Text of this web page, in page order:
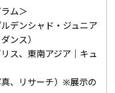
ム＞
デンシャド・ジュニア
ンス）
ス、東南アジア｜キュ
、リサーチ）※展示の